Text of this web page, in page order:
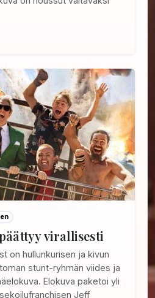
virallisesti
on hullunkurisen ja kivun
stunt-ryhmän viides ja
Elokuva paketoi yli
Jeff